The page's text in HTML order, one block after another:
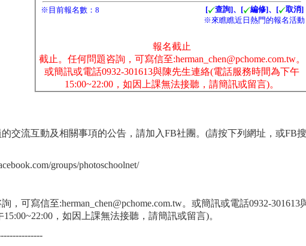
交流互動及相關事項的公告，請加入FB社團。(請按下列網址，或FB
groups/photoschoolnet/
，可寫信至:herman_chen@pchome.com.tw。或簡訊或電話0932-
，如因上課無法接聽，請簡訊或留言)。